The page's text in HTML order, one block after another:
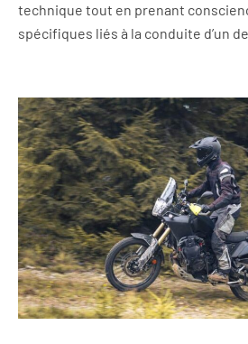
technique tout en prenant
spécifiques liés à la conduite d’un